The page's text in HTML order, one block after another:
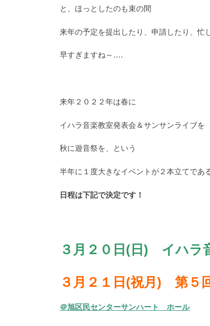
と、ほっとしたのも束の間
来年の予定を提出したり、申請したり、忙
早すぎますね～….
来年２０２２年は春に
イハラ音楽教室発表会＆サンサンライブを
秋に遊音祭を、という
半年に１度大きなイベントが２本立てであ
日程は下記で決定です！
３月２０日(日) イハラ
３月２１日(祝月) 第５
＠旭区民センターサンハート ホール